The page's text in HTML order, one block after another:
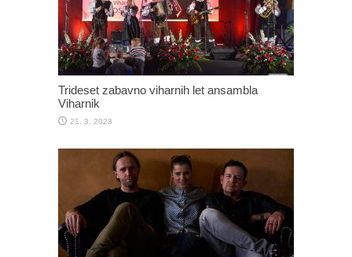
Trideset zabavno viharnih let ansambla
Viharnik
21. 3. 2023